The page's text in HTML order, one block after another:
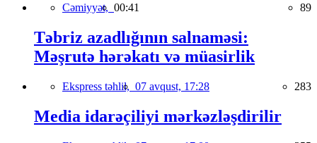
Cəmiyyət, 00:41 89
Təbriz azadlığının salnaməsi:
Məşrutə hərəkatı və müasirlik
Ekspress təhlil, 07 avqust, 17:28 283
Media idarəçiliyi mərkəzləşdirilir